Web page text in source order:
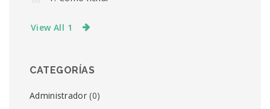
View All 1
CATEGORÍAS
Administrador(0)